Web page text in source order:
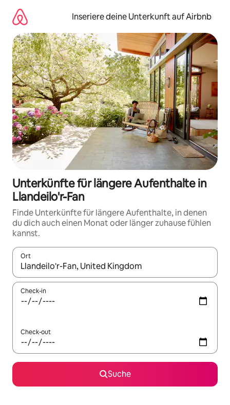
Inhalten
springen
Inseriere deine Unterkunft auf Airbnb
Unterkünfte für längere Aufenthalte in
Llandeilo'r-Fan
Finde Unterkünfte für längere Aufenthalte, in denen
du dich auch einen Monat oder länger zuhause fühlen
kannst.
Ort
Wenn Ergebnisse verfügbar sind, navigiere mit den
Check-in
Check-out
Suche